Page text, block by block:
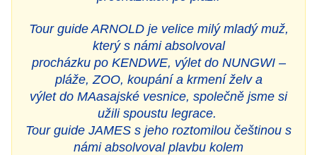
Tour guide ARNOLD je velice milý mladý muž,
který s námi absolvoval
procházku po KENDWE, výlet do NUNGWI –
pláže, ZOO, koupání a krmení želv a
výlet do MAasajské vesnice, společně jsme si
užili spoustu legrace.
Tour guide JAMES s jeho roztomilou češtinou s
námi absolvoval plavbu kolem